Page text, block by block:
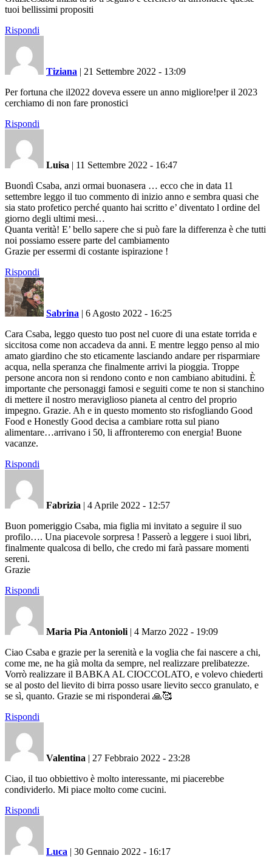
tuoi bellissimi propositi
Rispondi
Tiziana | 21 Settembre 2022 - 13:09
Per fortuna che il2022 doveva essere un anno migliore!per il 2023
cerchiamo di non fare pronostici
Rispondi
Luisa | 11 Settembre 2022 - 16:47
Buondì Csaba, anzi ormai buonasera … ecco che in data 11
settembre leggo il tuo commento di inizio anno e sembra quasi che
sia stato profetico perché quanto hai scritto e’ diventato l ordine del
giorno degli ultimi mesi…
Quanta verità! E’ bello sapere che si può fare la differenza è che tutti
noi possiamo essere parte del cambiamento
Grazie per essermi di costante ispirazione !
Rispondi
Sabrina | 6 Agosto 2022 - 16:25
Cara Csaba, leggo questo tuo post nel cuore di una estate torrida e
siccitosa come non accadeva da anni. E mentre leggo penso al mio
amato giardino che sto eticamente lasciando andare per risparmiare
acqua, nella speranza che finalmente arrivi la pioggia. Troppe
persone ancora non si rendono conto e non cambiano abitudini. È
importante che personaggi famosi e seguiti come te non si stanchino
di mettere il nostro meraviglioso pianeta al centro del proprio
impegno. Grazie. Ah e in questo momento sto risfogliando Good
Food e Honestly Good decisa a cambiare rotta sul piano
alimentare…arrivano i 50, li affronteremo con energia! Buone
vacanze.
Rispondi
Fabrizia | 4 Aprile 2022 - 12:57
Buon pomeriggio Csaba, mia figlia mi invitato a seguire il suo
profilo…. Una piacevole sorpresa ! Passerò a leggere i suoi libri,
finalmente qualcosa di bello, che credo mi farà passare momenti
sereni.
Grazie
Rispondi
Maria Pia Antonioli | 4 Marzo 2022 - 19:09
Ciao Csaba e grazie per la serenità e la voglia che fai nascere a chi,
come me, ne ha già molta da sempre, nel realizzare prelibatezze.
Vorrò realizzare il BABKA AL CIOCCOLATO, e volevo chiederti
se al posto del lievito di birra posso usare lievito secco granulato, e
se sì, quanto. Grazie se mi risponderai 🙏🥰
Rispondi
Valentina | 27 Febbraio 2022 - 23:28
Ciao, il tuo obbiettivo è molto interessante, mi piacerebbe
condividerlo. Mi piace molto come cucini.
Rispondi
Luca | 30 Gennaio 2022 - 16:17